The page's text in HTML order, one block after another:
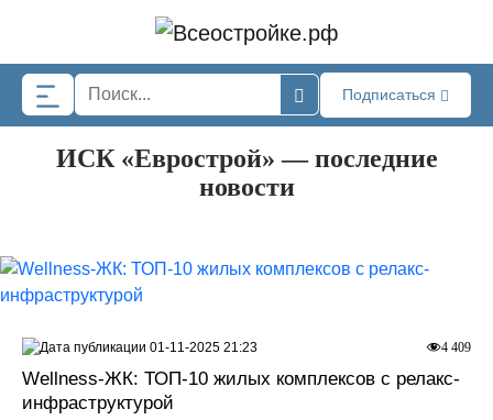
Подписаться
ИСК «Еврострой» — последние
новости
Wellness-ЖК: ТОП-10 жилых комплексов с релакс-
инфраструктурой
4 409
01-11-2025 21:23